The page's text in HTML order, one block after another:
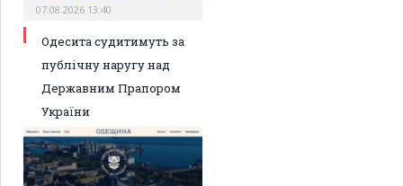
07.08.2026 13:40
Одесита судитимуть за
публічну наругу над
Державним Прапором
України